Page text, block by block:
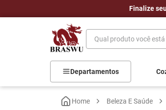
Finalize
Qual produto você
Departamentos
Beleza E Saúde